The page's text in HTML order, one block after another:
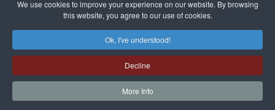
We use cookies to improve your experience on our website. By browsing
this website, you agree to our use of cookies.
Ok, I've understood!
Decline
More Info